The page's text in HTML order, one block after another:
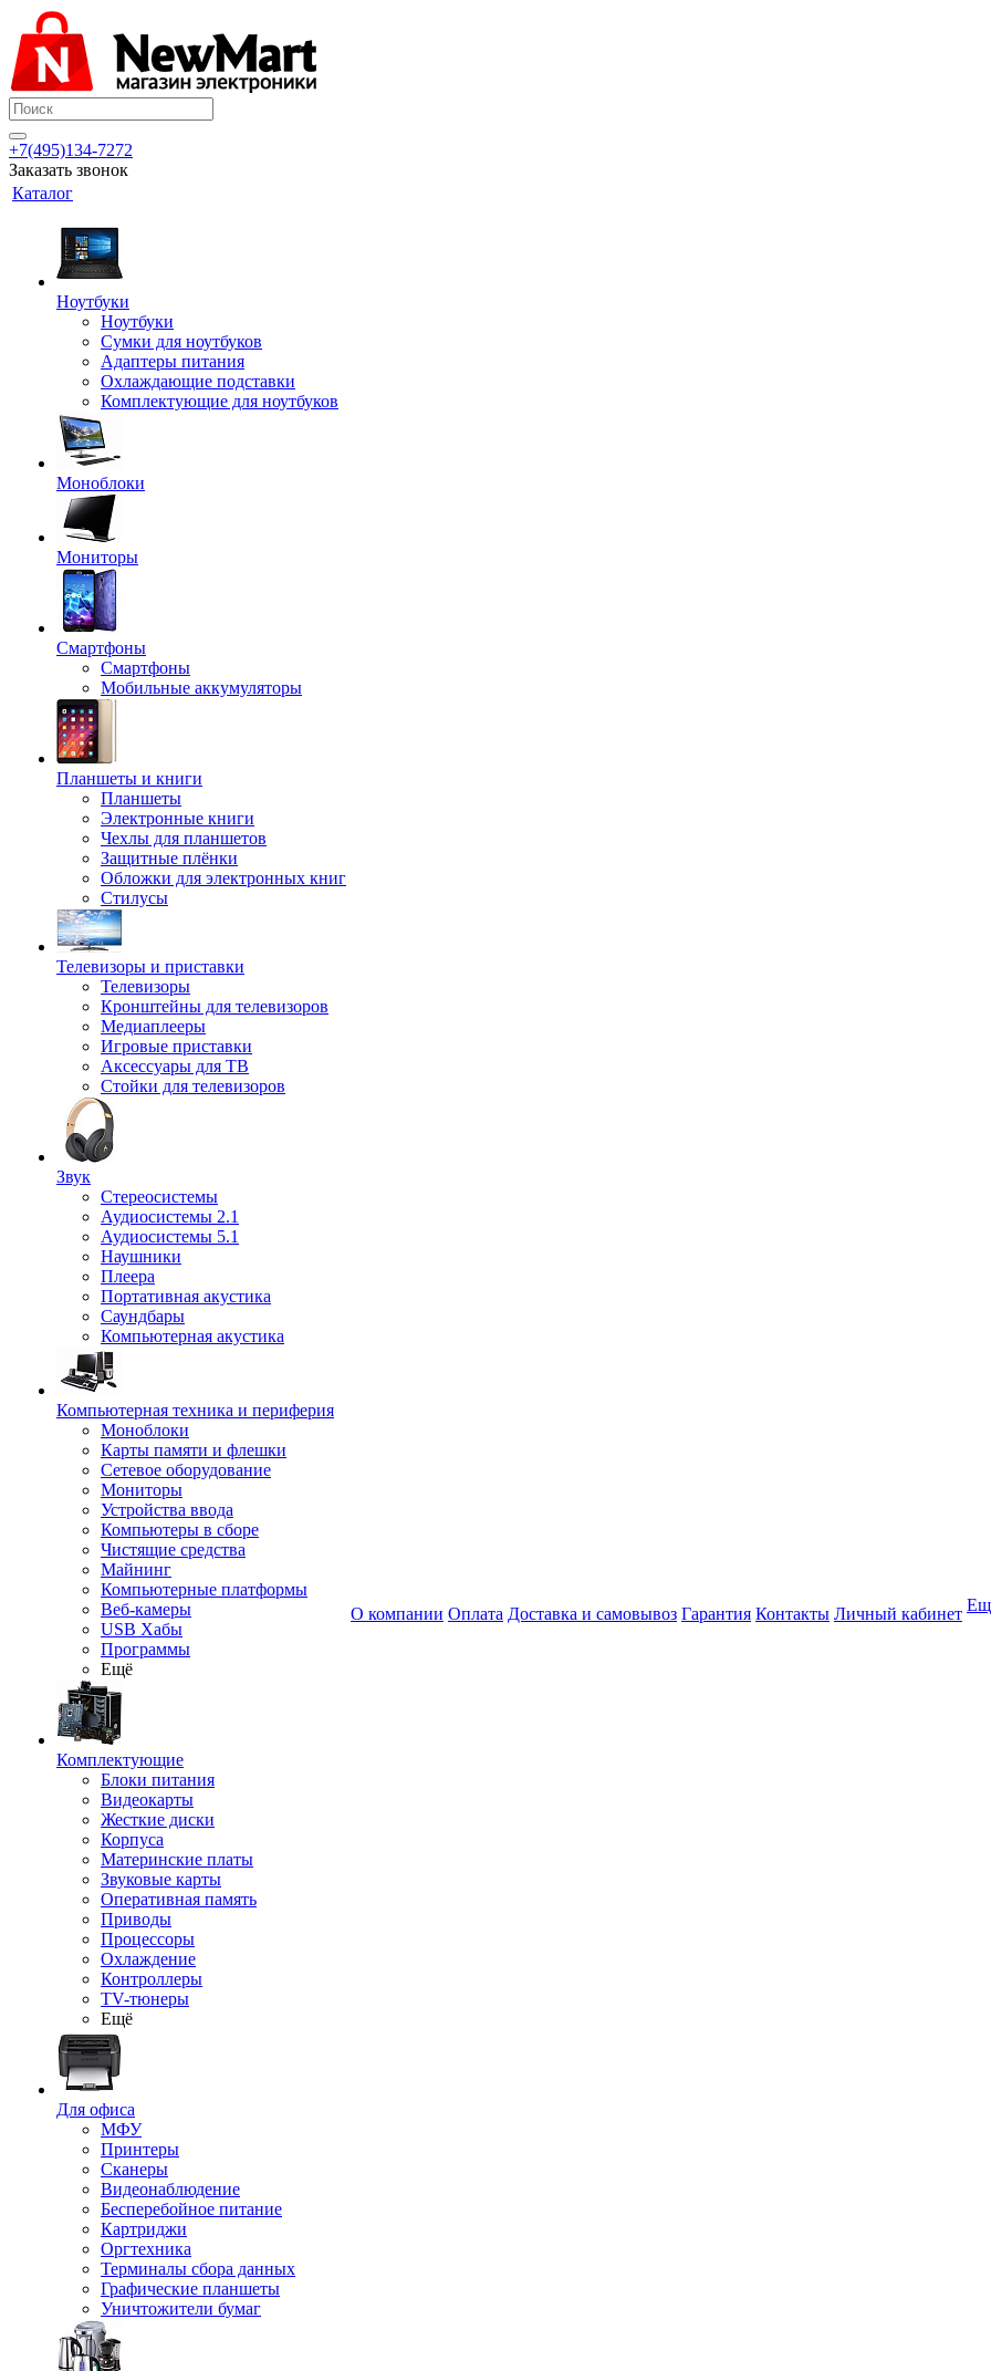
+7(495)134-7272
Заказать звонок
Каталог
Ноутбуки
Ноутбуки
Сумки для ноутбуков
Адаптеры питания
Охлаждающие подставки
Комплектующие для ноутбуков
Моноблоки
Мониторы
Смартфоны
Смартфоны
Мобильные аккумуляторы
Планшеты и книги
Планшеты
Электронные книги
Чехлы для планшетов
Защитные плёнки
Обложки для электронных книг
Стилусы
Телевизоры и приставки
Телевизоры
Кронштейны для телевизоров
Медиаплееры
Игровые приставки
Аксессуары для ТВ
Стойки для телевизоров
Звук
Стереосистемы
Аудиосистемы 2.1
Аудиосистемы 5.1
Наушники
Плеера
Портативная акустика
Саундбары
Компьютерная акустика
Компьютерная техника и периферия
Моноблоки
Карты памяти и флешки
Сетевое оборудование
Мониторы
Устройства ввода
Компьютеры в сборе
Чистящие средства
Майнинг
Компьютерные платформы
Веб-камеры
USB Хабы
Программы
Ещё
Комплектующие
Блоки питания
Видеокарты
Жесткие диски
Корпуса
Материнские платы
Звуковые карты
Оперативная память
Приводы
Процессоры
Охлаждение
Контроллеры
TV-тюнеры
Ещё
Для офиса
МФУ
Принтеры
Сканеры
Видеонаблюдение
Бесперебойное питание
Картриджи
Оргтехника
Терминалы сбора данных
Графические планшеты
Уничтожители бумаг
О компании Оплата Доставка и самовывоз Гарантия Контакты Личный кабинет